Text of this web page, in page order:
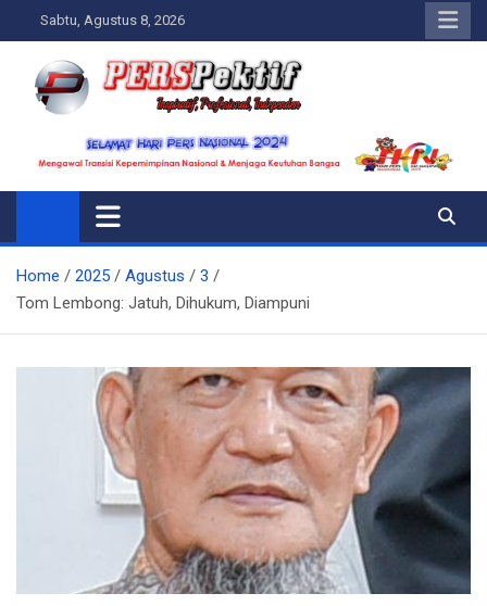
to
content
Sabtu, Agustus 8, 2026
Perspektif.today
Ispiratif Profesional Independen
Home 2025 Agustus
3
Tom Lembong: Jatuh, Dihukum, Diampuni